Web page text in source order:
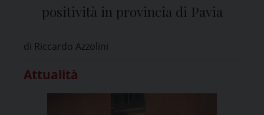
positività in provincia di Pavia
di Riccardo Azzolini
Attualità